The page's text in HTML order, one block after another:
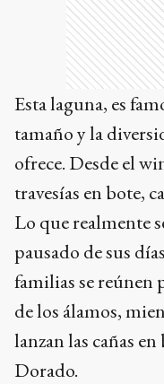
Esta laguna, es
tamaño y la
ofrece. Desde el
travesías en bote,
Lo que realmente
pausado de sus
familias se reúnen
de los álamos,
lanzan las cañas
Dorado.